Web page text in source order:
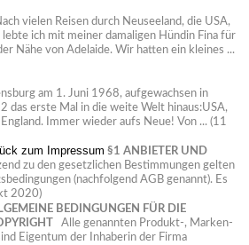
vielen Reisen durch Neuseeland, die USA,
ich mit meiner damaligen Hündin Fina für
Nähe von Adelaide. Wir hatten ein kleines ...
am 1. Juni 1968, aufgewachsen in
das erste Mal in die weite Welt hinaus:USA,
Immer wieder aufs Neue! Von ... (11
zum Impressum §1 ANBIETER UND
zu den gesetzlichen Bestimmungen gelten
(nachfolgend AGB genannt). Es
2020)
BEDINGUNGEN FÜR DIE
Alle genannten Produkt-, Marken-
Eigentum der Inhaberin der Firma